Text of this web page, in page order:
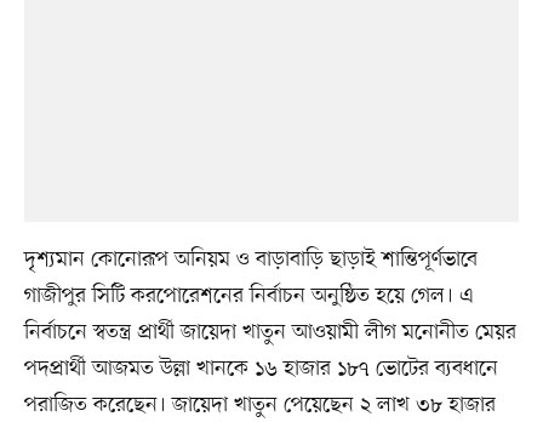
দৃশ্যমান কোনোরূপ অনিয়ম ও বাড়াবাড়ি ছাড়াই শান্তিপূর্ণভাবে
গাজীপুর সিটি করপোরেশনের নির্বাচন অনুষ্ঠিত হয়ে গেল। এ
নির্বাচনে স্বতন্ত্র প্রার্থী জায়েদা খাতুন আওয়ামী লীগ মনোনীত মেয়র
পদপ্রার্থী আজমত উল্লা খানকে ১৬ হাজার ১৮৭ ভোটের ব্যবধানে
পরাজিত করেছেন। জায়েদা খাতুন পেয়েছেন ২ লাখ ৩৮ হাজার